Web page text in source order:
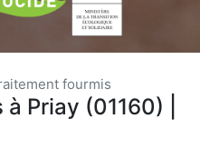
fourmis
Priay (01160) |